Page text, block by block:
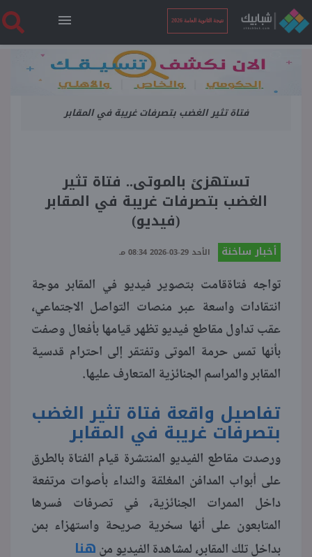
نتيجة الثانوية العامة 2026
الرئيسية
نتيجة الثانوية العامة 2026
فنجان قهوة
بوابة الطلبة
ملفات
منوعات
فتاة تثير الغضب بتصرفات غريبة في المقابر
تستهزئ بالموتى.. فتاة تثير
الغضب بتصرفات غريبة في المقابر
(فيديو)
أخبار ساخنة الأحد 29-03-2026 08:34 مـ
تواجه فتاةقامت بتصوير فيديو في المقابر موجة
انتقادات واسعة عبر منصات التواصل الاجتماعي،
عقب تداول مقاطع فيديو تظهر قيامها بأفعال وصفت
بأنها تمس حرمة الموتى وتفتقر إلى احترام قدسية
المقابر والمراسم الجنائزية المتعارف عليها.
تفاصيل واقعة فتاة تثير الغضب
بتصرفات غريبة في المقابر
ورصدت مقاطع الفيديو المنتشرة قيام الفتاة بالطرق
على أبواب المدافن المغلقة والنداء بأصوات مرتفعة
داخل الممرات الجنائزية، في تصرفات فسرها
المتابعون على أنها سخرية صريحة واستهزاء بمن
بداخل تلك المقابر، لمشاهدة الفيديو منهنا